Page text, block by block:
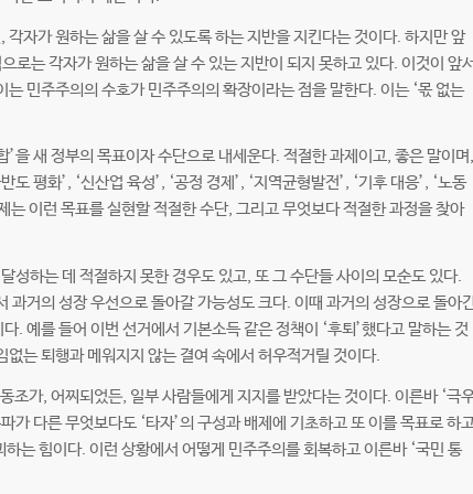
자가 원하는 삶을 살 수 있도록 하는 지반을 지킨다는 것이다. 하지만 앞
는 각자가 원하는 삶을 살 수 있는 지반이 되지 못하고 있다. 이것이 앞서
민주주의의 수호가 민주주의의 확장이라는 점을 말한다. 이는 ‘몫 없는
새 정부의 목표이자 수단으로 내세운다. 적절한 과제이고, 좋은 말이며,
평화’, ‘신산업 육성’, ‘공정 경제’, ‘지역균형발전’, ‘기후 대응’, ‘노동
이런 목표를 실현할 적절한 수단, 그리고 무엇보다 적절한 과정을 찾아
성하는 데 적절하지 못한 경우도 있고, 또 그 수단들 사이의 모순도 있다.
과거의 성장 우선으로 돌아갈 가능성도 크다. 이때 과거의 성장으로 돌아
. 예를 들어 이번 선거에서 기본소득 같은 정책이 ‘후퇴’했다고 말하는 것
는 퇴행과 메워지지 않는 결여 속에서 허우적거릴 것이다.
조가, 어찌되었든, 일부 사람들에게 지지를 받았다는 것이다. 이른바 ‘극
다른 무엇보다도 ‘타자’의 구성과 배제에 기초하고 또 이를 목표로 하
는 힘이다. 이런 상황에서 어떻게 민주주의를 회복하고 이른바 ‘국민 통